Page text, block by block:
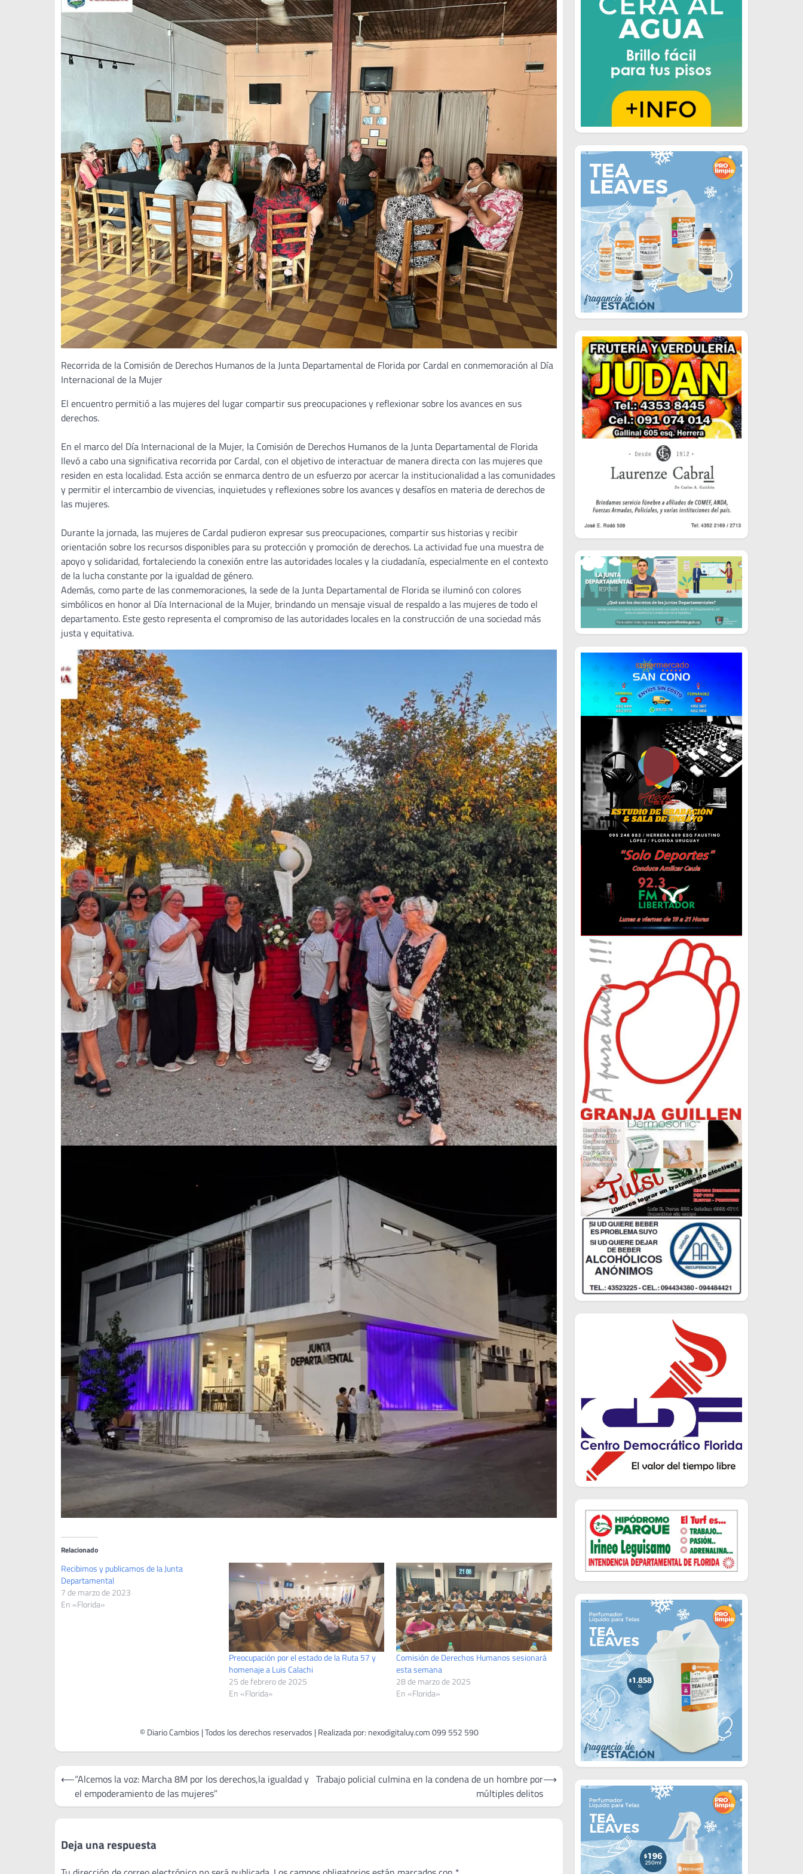
Recorrida de la Comisión de Derechos Humanos de la Junta Departamental de Florida por Cardal en conmemoración al Día
Internacional de la Mujer
El encuentro permitió a las mujeres del lugar compartir sus preocupaciones y reflexionar sobre los avances en sus
derechos.
En el marco del Día Internacional de la Mujer, la Comisión de Derechos Humanos de la Junta Departamental de Florida
llevó a cabo una significativa recorrida por Cardal, con el objetivo de interactuar de manera directa con las mujeres que
residen en esta localidad. Esta acción se enmarca dentro de un esfuerzo por acercar la institucionalidad a las comunidades
y permitir el intercambio de vivencias, inquietudes y reflexiones sobre los avances y desafíos en materia de derechos de
las mujeres.
Durante la jornada, las mujeres de Cardal pudieron expresar sus preocupaciones, compartir sus historias y recibir
orientación sobre los recursos disponibles para su protección y promoción de derechos. La actividad fue una muestra de
apoyo y solidaridad, fortaleciendo la conexión entre las autoridades locales y la ciudadanía, especialmente en el contexto
de la lucha constante por la igualdad de género.
Además, como parte de las conmemoraciones, la sede de la Junta Departamental de Florida se iluminó con colores
simbólicos en honor al Día Internacional de la Mujer, brindando un mensaje visual de respaldo a las mujeres de todo el
departamento. Este gesto representa el compromiso de las autoridades locales en la construcción de una sociedad más
justa y equitativa.
Relacionado
Recibimos y publicamos de la Junta
Departamental
7 de marzo de 2023
En «Florida»
Preocupación por el estado de la Ruta 57 y
homenaje a Luis Calachi
25 de febrero de 2025
En «Florida»
Comisión de Derechos Humanos sesionará
esta semana
28 de marzo de 2025
En «Florida»
Navegación
entradas
⟵“Alcemos la voz: Marcha 8M por los derechos,la igualdad y
el empoderamiento de las mujeres”
Trabajo policial culmina en la condena de un hombre por
múltiples delitos
⟶
Deja una respuesta